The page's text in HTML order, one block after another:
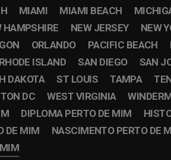
MIAMI MIAMI BEACH
HAMPSHIRE NEW JERSEY NEW
ORLANDO PACIFIC BEACH
RHODE ISLAND SAN DIEGO SAN
DAKOTA ST LOUIS TAMPA
DC WEST VIRGINIA
DIPLOMA PERTO DE MIM
DE MIM
NASCIMENTO PERTO DE